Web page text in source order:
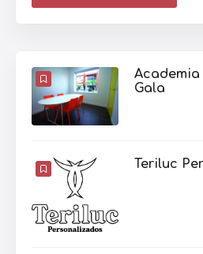
Academia
Gala
Teriluc